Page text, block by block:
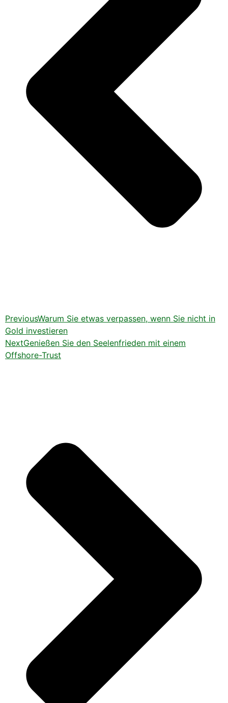
PreviousWarum Sie etwas verpassen, wenn Sie nicht in
Gold investieren
NextGenießen Sie den Seelenfrieden mit einem
Offshore-Trust